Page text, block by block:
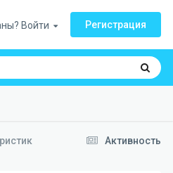
Войти Регистрация
Активность